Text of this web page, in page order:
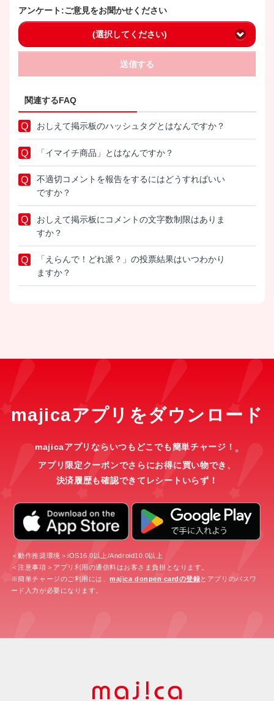
アンケート:ご意見をお聞かせください
(選択してください)
送信する
関連するFAQ
おしえて掲示板のハッシュタグとはなんですか？
「イマイチ商品」とはなんですか？
不適切コメントを報告をするにはどうすればいい
ですか？
おしえて掲示板にコメントの文字数制限はありま
すか？
「えらんで！どれ派？」の投票結果はいつわかり
ますか？
majicaアプリをダウンロード
majicaアプリならいつもどこでも簡単チャージ！ ※
アプリ限定クーポンでさらにお得に買い物でき、
決済履歴も確認できてレシートいらず！
＜動作推奨環境＞iOS16.0以上/Android10.0以上
＜注意事項＞アプリ利用の通信料はお客さま負担となります。
※簡単チャージのご利用には、majica donpen cardの登録とアプリのパスワ
ード入力が必要になります。